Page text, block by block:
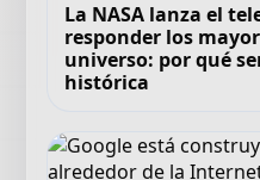
La NASA lanza el
responder los
universo: por qué
histórica